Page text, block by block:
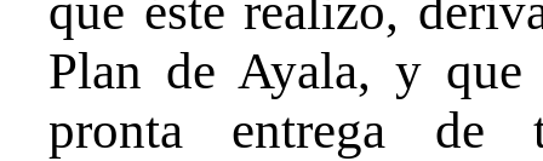
Plan de Ayala, y que
pronta entrega de